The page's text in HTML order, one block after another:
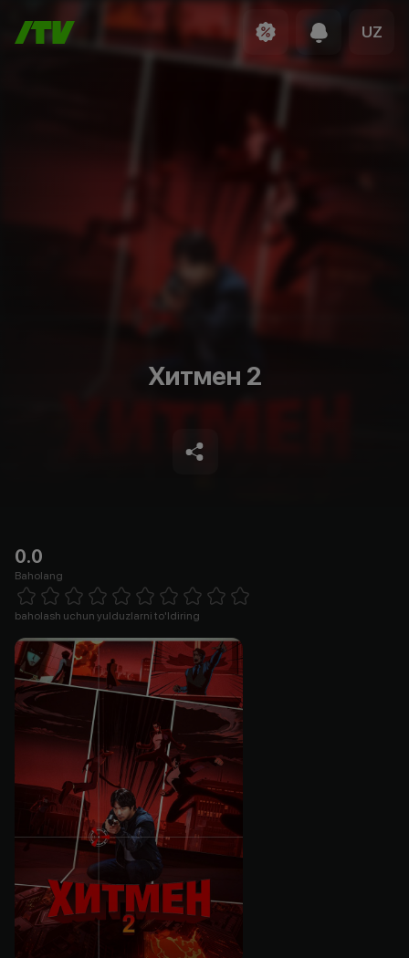
UZ
Хитмен 2
0.0
Baholang
1 Star 2 Stars 3 Stars 4 Stars5 Stars 6 Stars7 Stars8 Stars
baholash uchun yulduzlarni to'ldiring